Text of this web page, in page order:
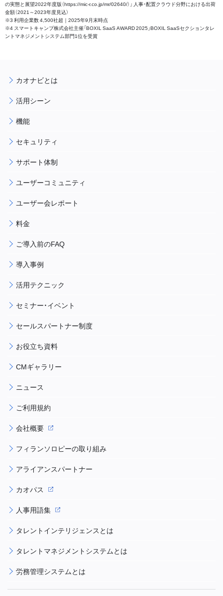
の実態と展望2022年度版（https://mic-r.co.jp/mr/02640/）」 人事・配置クラウド分野における出荷
金額（2021～2023年度見込）
※3 利用企業数 4,500社超｜2025年9月末時点
※4 スマートキャンプ株式会社主催「BOXIL SaaS AWARD 2025」BOXIL SaaSセクションタレ
ントマネジメントシステム部門1位を受賞
カオナビとは
活用シーン
機能
セキュリティ
サポート体制
ユーザーコミュニティ
ユーザー会レポート
料金
ご導入前のFAQ
導入事例
活用テクニック
セミナー・イベント
セールスパートナー制度
お役立ち資料
CMギャラリー
ニュース
ご利用規約
会社概要
フィランソロピーの取り組み
アライアンスパートナー
カオパス
人事用語集
タレントインテリジェンスとは
タレントマネジメントシステムとは
労務管理システムとは